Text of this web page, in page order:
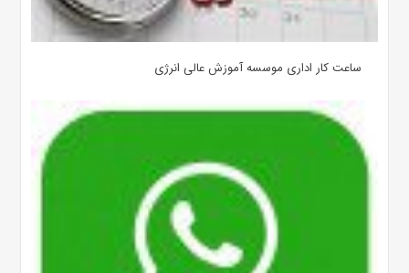
ساعت کار اداری موسسه آموزش عالی انرژی